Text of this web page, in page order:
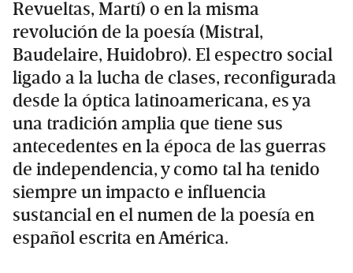
Revueltas, Martí) o en la misma
revolución de la poesía (Mistral,
Baudelaire, Huidobro). El espectro social
ligado a la lucha de clases, reconfigurada
desde la óptica latinoamericana, es ya
una tradición amplia que tiene sus
antecedentes en la época de las guerras
de independencia, y como tal ha tenido
siempre un impacto e influencia
sustancial en el numen de la poesía en
español escrita en América.